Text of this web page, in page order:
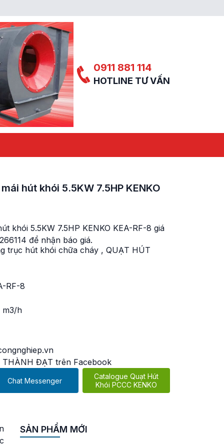
0911 881 114
HOTLINE TƯ VẤN
hút khói 5.5KW 7.5HP KENKO
khói 5.5KW 7.5HP KENKO KEA-RF-8 giá
để nhận báo giá.
trục hút khói chữa cháy , QUẠT HÚT
RF-8
m3/h
THÀNH ĐẠT trên Facebook
Chat Messenger
Catalogue Quạt Hút
Khói PCCC KENKO
SẢN PHẨM MỚI